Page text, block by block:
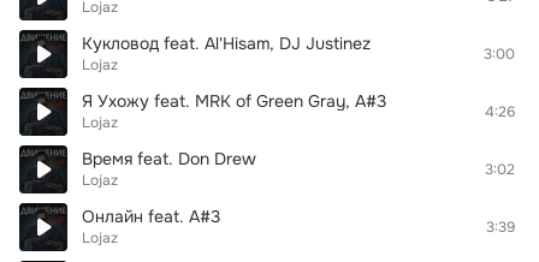
Lojaz
Кукловод feat. Al'Hisam, DJ Justinez
Lojaz
3:00
Я Ухожу feat. МRK of Green Gray, А#3
Lojaz
4:26
Время feat. Don Drew
Lojaz
3:02
Онлайн feat. A#3
Lojaz
3:39